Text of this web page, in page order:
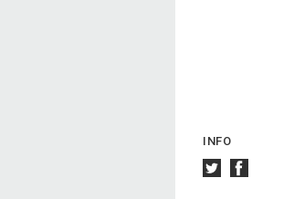
INFO